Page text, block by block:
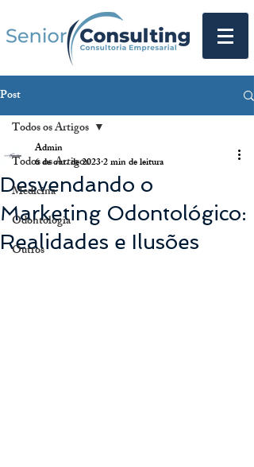
Post
Todos os Artigos
Medicina
Odontologia
Outros
Todos os Artigos
Desvendando o
Marketing Odontológico:
Realidades e Ilusões
Admin
6 de out. de 20232 min de leitura